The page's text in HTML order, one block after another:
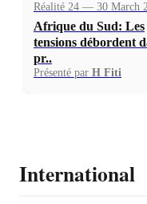
Réalité 24 — 30 March
Afrique du Sud: Les
tensions débordent
pr..
Présenté par H Fiti
International